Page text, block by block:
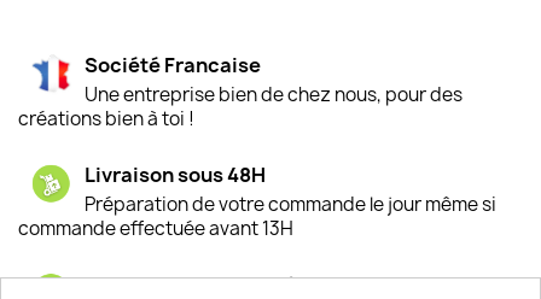
Société Francaise
Une entreprise bien de chez nous, pour des
créations bien à toi !
Livraison sous 48H
Préparation de votre commande le jour même si
commande effectuée avant 13H
Satisfaction de nos clients